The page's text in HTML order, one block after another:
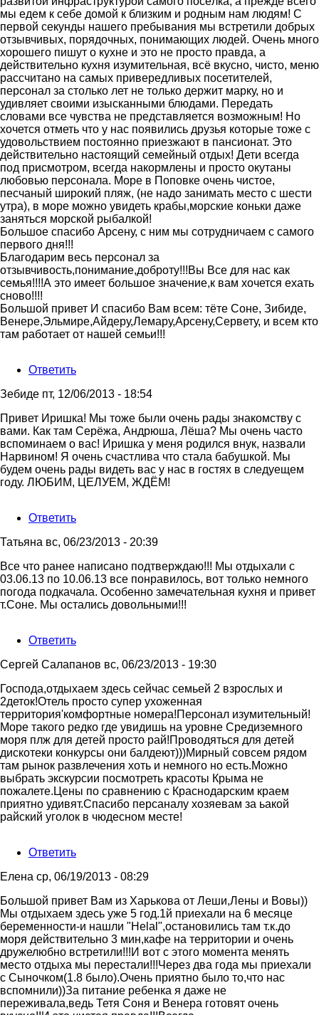
мы едем к себе домой к близким и родным нам людям! С
первой секунды нашего пребывания мы встретили добрых
отзывчивых, порядочных, понимающих людей. Очень много
хорошего пишут о кухне и это не просто правда, а
действительно кухня изумительная, всё вкусно, чисто, меню
рассчитано на самых привередливых посетителей,
персонал за столько лет не только держит марку, но и
удивляет своими изысканными блюдами. Передать
словами все чувства не представляется возможным! Но
хочется отметь что у нас появились друзья которые тоже с
удовольствием постоянно приезжают в пансионат. Это
действительно настоящий семейный отдых! Дети всегда
под присмотром, всегда накормлены и просто окутаны
любовью персонала. Море в Поповке очень чистое,
песчаный широкий пляж, (не надо занимать место с шести
утра), в море можно увидеть крабы,морские коньки даже
заняться морской рыбалкой!
Большое спасибо Арсену, с ним мы сотрудничаем с самого
первого дня!!!
Благодарим весь персонал за
отзывчивость,понимание,доброту!!!Вы Все для нас как
семья!!!!А это имеет большое значение,к вам хочется ехать
сново!!!!
Большой привет И спасибо Вам всем: тёте Соне, Зибиде,
Венере,Эльмире,Айдеру,Лемару,Арсену,Сервету, и всем кто
там работает от нашей семьи!!!
Ответить
Зебиде пт, 12/06/2013 - 18:54
Ответ
на
Добрый
день!
Приветствует
Вас
(Гомель)
Привет Иришка! Мы тоже были очень рады знакомству с
вами. Как там Серёжа, Андрюша, Лёша? Мы очень часто
вспоминаем о вас! Иришка у меня родился внук, назвали
Нарвином! Я очень счастлива что стала бабушкой. Мы
будем очень рады видеть вас у нас в гостях в следуещем
году. ЛЮБИМ, ЦЕЛУЕМ, ЖДЁМ!
Ответить
Татьяна вс, 06/23/2013 - 20:39
Все что ранее написано подтверждаю!!! Мы отдыхали с
03.06.13 по 10.06.13 все понравилось, вот только немного
погода подкачала. Особенно замечательная кухня и привет
т.Соне. Мы остались довольными!!!
Ответить
Сергей Салапанов вс, 06/23/2013 - 19:30
Господа,отдыхаем здесь сейчас семьей 2 взрослых и
2деток!Отель просто супер ухоженная
территория'комфортные номера!Персонал изумительный!
Море такого редко где увидишь на уровне Средиземного
моря плж для детей просто рай!Проводяться для детей
дискотеки конкурсы они балдеют)))Мирный совсем рядом
там рынок развлечения хоть и немного но есть.Можно
выбрать экскурсии посмотреть красоты Крыма не
пожалете.Цены по сравнению с Краснодарским краем
приятно удивят.Спасибо персаналу хозяевам за ьакой
райский уголок в чюдесном месте!
Ответить
Елена ср, 06/19/2013 - 08:29
Большой привет Вам из Харькова от Леши,Лены и Вовы))
Мы отдыхаем здесь уже 5 год.1й приехали на 6 месяце
беременности-и нашли "Helal",остановились там т.к.до
моря действительно 3 мин,кафе на территории и очень
дружелюбно встретили!!!И вот с этого момента менять
место отдыха мы перестали!!!Через два года мы приехали
с Сыночком(1.8 было).Очень приятно было то,что нас
вспомнили))За питание ребенка я даже не
переживала,ведь Тетя Соня и Венера готовят очень